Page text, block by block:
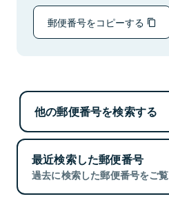
郵便番号をコピーする
他の郵便番号を検索する
最近検索した郵便番号
過去に検索した郵便番号をご覧